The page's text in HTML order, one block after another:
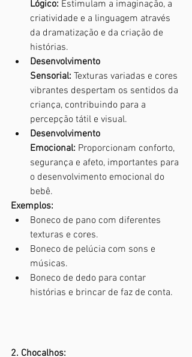
Lógico: Estimulam a imaginação, a
criatividade e a linguagem através
da dramatização e da criação de
histórias.
Desenvolvimento
Sensorial: Texturas variadas e cores
vibrantes despertam os sentidos da
criança, contribuindo para a
percepção tátil e visual.
Desenvolvimento
Emocional: Proporcionam conforto,
segurança e afeto, importantes para
o desenvolvimento emocional do
bebê.
Exemplos:
Boneco de pano com diferentes
texturas e cores.
Boneco de pelúcia com sons e
músicas.
Boneco de dedo para contar
histórias e brincar de faz de conta.
2. Chocalhos: